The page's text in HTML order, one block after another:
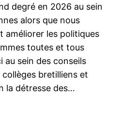
degré en 2026 au sein
alors que nous
améliorer les politiques
toutes et tous
au sein des conseils
collèges bretilliens et
la détresse des…